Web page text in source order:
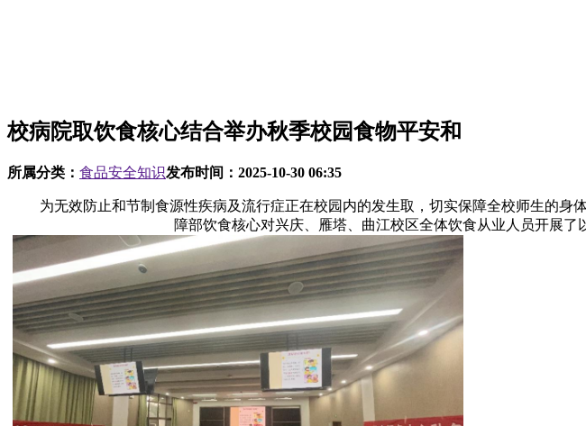
校病院取饮食核心结合举办秋季校园食物平安和
所属分类： 食品安全知识发布时间： 2025-10-30 06:35
为无效防止和节制食源性疾病及流行症正在校园内的发生取，切实保障全校师生的身
障部饮食核心对兴庆、雁塔、曲江校区全体饮食从业人员开展了